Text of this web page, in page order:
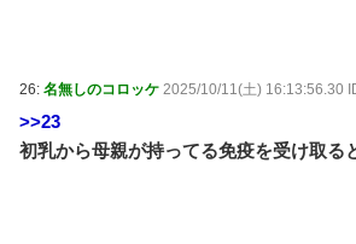
26: 名無しのコロッケ 2025/10/11(土) 16:13:56.30
>>23
初乳から母親が持ってる免疫を受け取る